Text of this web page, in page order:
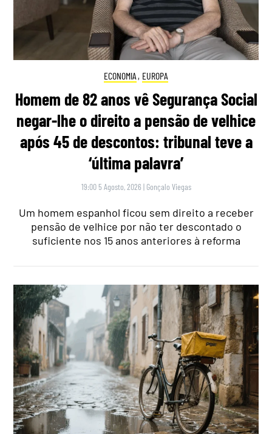
ECONOMIA , EUROPA
Homem de 82 anos vê Segurança Social
negar-lhe o direito a pensão de velhice
após 45 de descontos: tribunal teve a
‘última palavra’
19:00 5 Agosto, 2026 | Gonçalo Viegas
Um homem espanhol ficou sem direito a receber
pensão de velhice por não ter descontado o
suficiente nos 15 anos anteriores à reforma